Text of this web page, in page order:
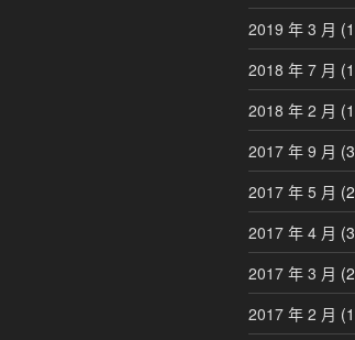
2019 年 3 月
2018 年 7 月
2018 年 2 月
2017 年 9 月
2017 年 5 月
2017 年 4 月
2017 年 3 月
2017 年 2 月